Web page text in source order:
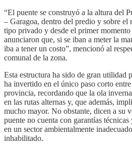
“El puente se construyó a la altura del
– Garagoa, dentro del predio y sobre el
tipo privado y desde el primer
anunciaron que, si se iban a meter la
iba a tener un costo”, mencionó al
comunal de la zona.
Esta estructura ha sido de gran utilidad
ha invertido en el único paso corto
provincia, recordando que la ola
en las rutas alternas y, que además,
mucho mayor. No obstante, dicen a su
puente no cuenta con garantías
en un sector ambientalmente
inhabilitado.